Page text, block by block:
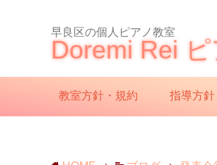
早良区の個人ピアノ教室
Doremi Rei
教室方針・規約 指導方針